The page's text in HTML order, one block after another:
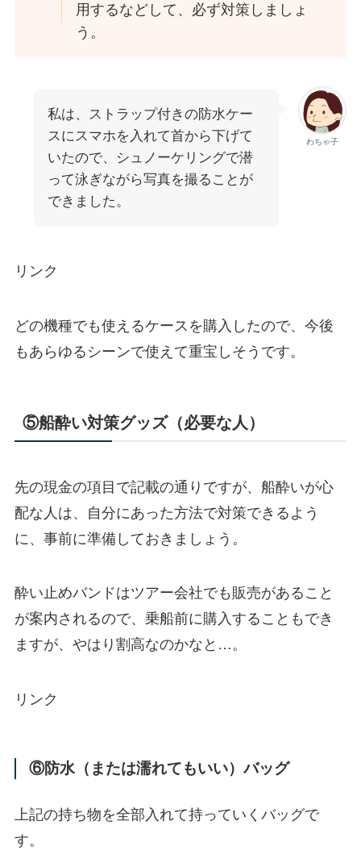
用するなどして、必ず対策しましょ
う。
わちゃ子
私は、ストラップ付きの防水ケー
スにスマホを入れて首から下げて
いたので、シュノーケリングで潜
って泳ぎながら写真を撮ることが
できました。
リンク
どの機種でも使えるケースを購入したので、今後
もあらゆるシーンで使えて重宝しそうです。
⑤船酔い対策グッズ（必要な人）
先の現金の項目で記載の通りですが、船酔いが心
配な人は、自分にあった方法で対策できるよう
に、事前に準備しておきましょう。
酔い止めバンドはツアー会社でも販売があること
が案内されるので、乗船前に購入することもでき
ますが、やはり割高なのかなと…。
リンク
⑥防水（または濡れてもいい）バッグ
上記の持ち物を全部入れて持っていくバッグで
す。